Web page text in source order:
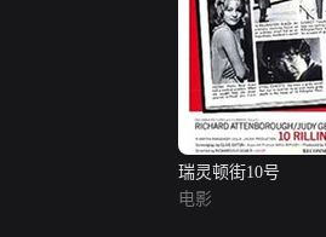
瑞灵顿街10号
电影